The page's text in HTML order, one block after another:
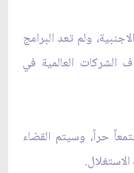
ولم تعد البرامج
الشركات العالمية في
حراً، وسيتم القضاء